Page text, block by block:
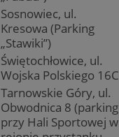
Sosnowiec, ul.
Kresowa (Parking
„Stawiki”)
Świętochłowice, ul.
Wojska Polskiego 16C
Tarnowskie Góry, ul.
Obwodnica 8 (parking
przy Hali Sportowej w